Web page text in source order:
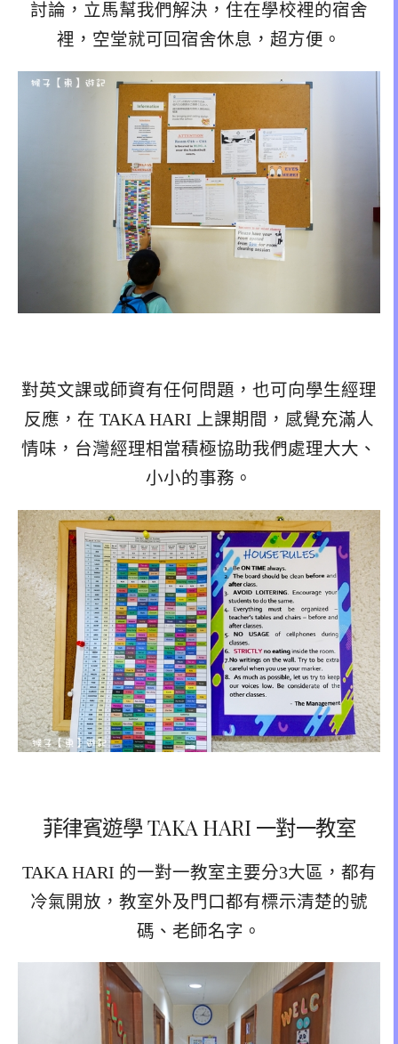
討論，立馬幫我們解決，住在學校裡的宿舍
裡，空堂就可回宿舍休息，超方便。
對英文課或師資有任何問題，也可向學生經理
反應，在 TAKA HARI 上課期間，感覺充滿人
情味，台灣經理相當積極協助我們處理大大、
小小的事務。
菲律賓遊學 TAKA HARI 一對一教室
TAKA HARI 的一對一教室主要分3大區，都有
冷氣開放，教室外及門口都有標示清楚的號
碼、老師名字。